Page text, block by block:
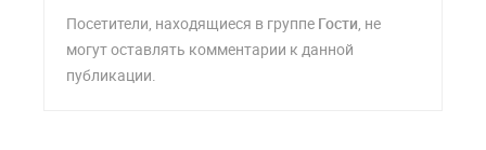
Посетители, находящиеся в группе Гости, не
могут оставлять комментарии к данной
публикации.